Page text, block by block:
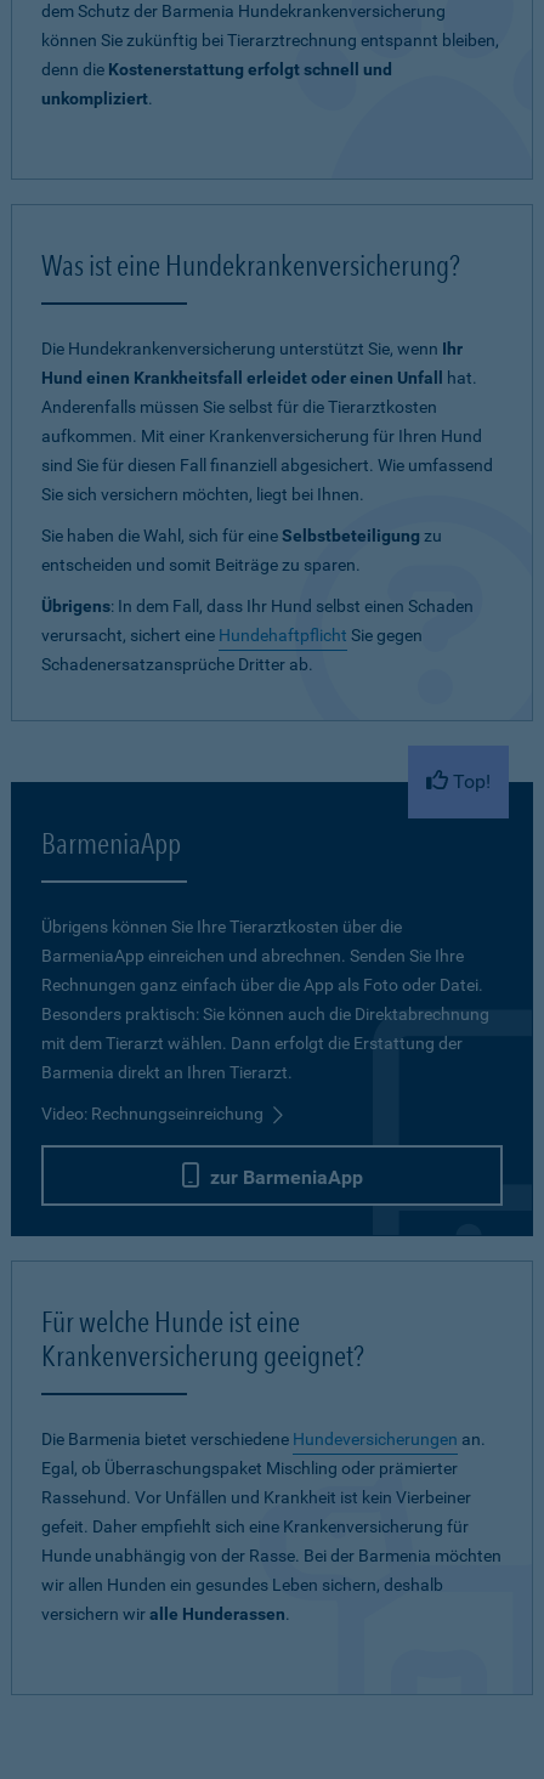
dem Schutz der Barmenia Hundekrankenversicherung
können Sie zukünftig bei Tierarztrechnung entspannt bleiben,
denn die Kostenerstattung erfolgt schnell und
unkompliziert.
Was ist eine Hundekrankenversicherung?
Die Hundekrankenversicherung unterstützt Sie, wenn Ihr
Hund einen Krankheitsfall erleidet oder einen Unfall
hat.
Anderenfalls müssen Sie selbst für die Tierarztkosten
aufkommen. Mit einer Krankenversicherung für Ihren Hund
sind Sie für diesen Fall finanziell abgesichert. Wie umfassend
Sie sich versichern möchten, liegt bei Ihnen.
Sie haben die Wahl, sich für eineSelbstbeteiligung zu
entscheiden und somit Beiträge zu sparen.
Übrigens: In dem Fall, dass Ihr Hund selbst einen Schaden
verursacht, sichert eine Hundehaftpflicht Sie gegen
Schadenersatzansprüche Dritter ab.
Top!
BarmeniaApp
Übrigens können Sie Ihre Tierarztkosten über die
BarmeniaApp einreichen und abrechnen. Senden Sie Ihre
Rechnungen ganz einfach über die App als Foto oder Datei.
Besonders praktisch: Sie können auch die Direktabrechnung
mit dem Tierarzt wählen. Dann erfolgt die Erstattung der
Barmenia direkt an Ihren Tierarzt.
Video: Rechnungseinreichung
zur BarmeniaApp
Für welche Hunde ist eine
Krankenversicherung geeignet?
Die Barmenia bietet verschiedene Hundeversicherungen an.
Egal, ob Überraschungspaket Mischling oder prämierter
Rassehund. Vor Unfällen und Krankheit ist kein Vierbeiner
gefeit. Daher empfiehlt sich eine Krankenversicherung für
Hunde unabhängig von der Rasse. Bei der Barmenia möchten
wir allen Hunden ein gesundes Leben sichern, deshalb
versichern wiralle Hunderassen.